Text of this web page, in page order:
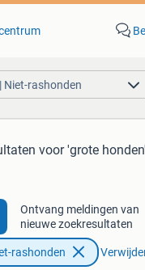
Niet-rashonden
voor 'grote honden'
Ontvang meldingen van
nieuwe zoekresultaten
rashonden